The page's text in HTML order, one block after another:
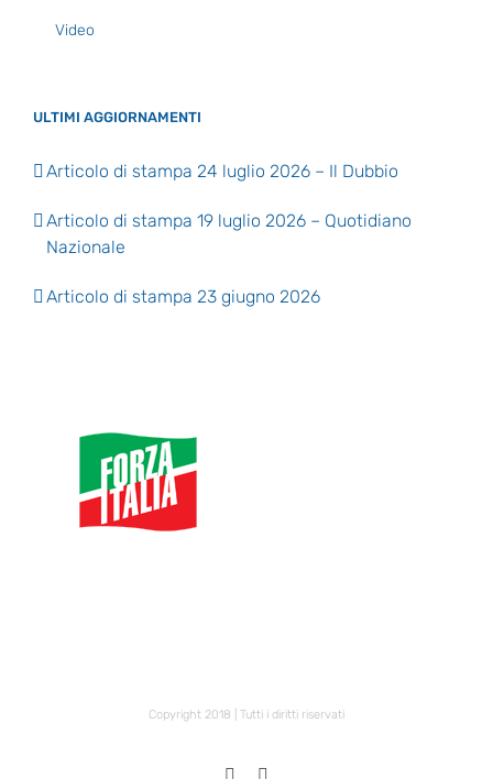
Video
ULTIMI AGGIORNAMENTI
Articolo di stampa 24 luglio 2026 – Il Dubbio
Articolo di stampa 19 luglio 2026 – Quotidiano
Nazionale
Articolo di stampa 23 giugno 2026
Copyright 2018 | Tutti i diritti riservati